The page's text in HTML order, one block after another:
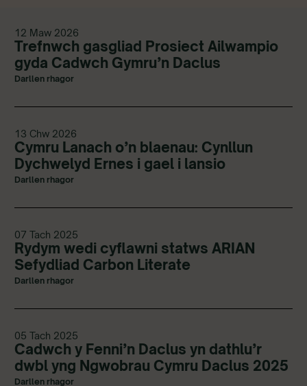
12 Maw 2026
Trefnwch gasgliad Prosiect Ailwampio
gyda Cadwch Gymru’n Daclus
Darllen rhagor
13 Chw 2026
Cymru Lanach o’n blaenau: Cynllun
Dychwelyd Ernes i gael i lansio
Darllen rhagor
07 Tach 2025
Rydym wedi cyflawni statws ARIAN
Sefydliad Carbon Literate
Darllen rhagor
05 Tach 2025
Cadwch y Fenni’n Daclus yn dathlu’r
dwbl yng Ngwobrau Cymru Daclus 2025
Darllen rhagor